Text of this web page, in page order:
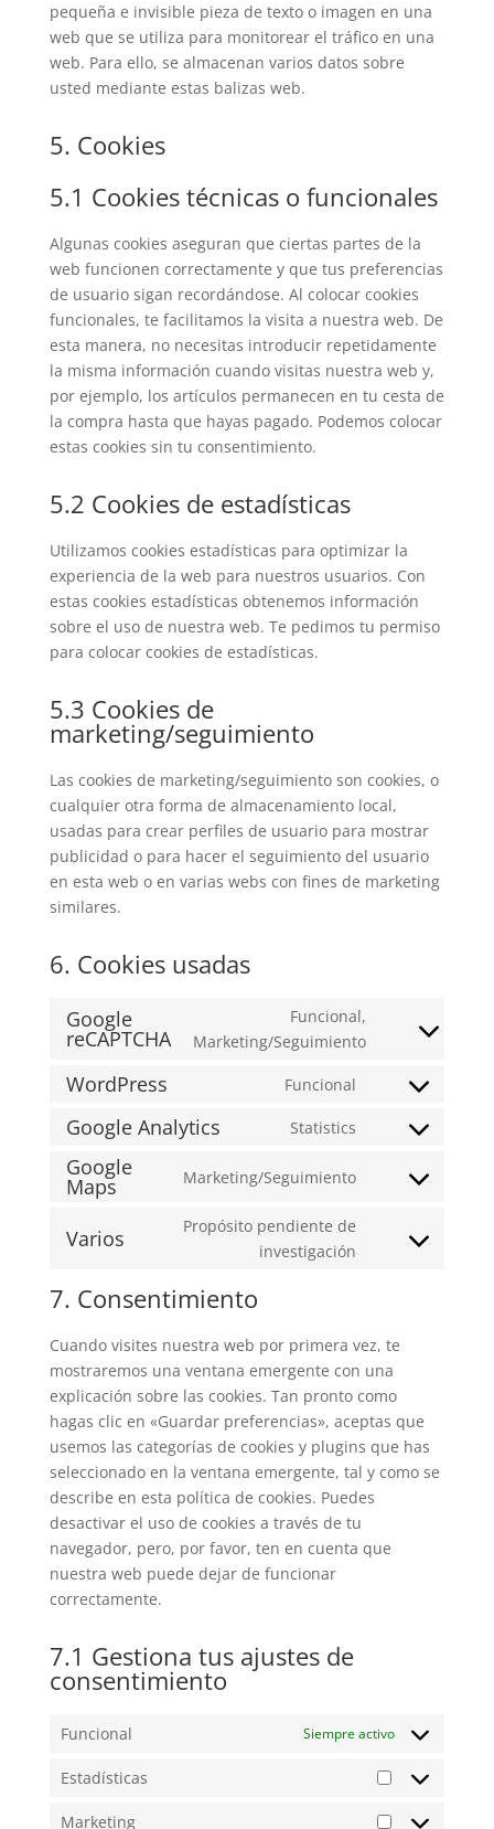
pequeña e invisible pieza de texto o imagen en una
web que se utiliza para monitorear el tráfico en una
web. Para ello, se almacenan varios datos sobre
usted mediante estas balizas web.
5. Cookies
5.1 Cookies técnicas o funcionales
Algunas cookies aseguran que ciertas partes de la
web funcionen correctamente y que tus preferencias
de usuario sigan recordándose. Al colocar cookies
funcionales, te facilitamos la visita a nuestra web. De
esta manera, no necesitas introducir repetidamente
la misma información cuando visitas nuestra web y,
por ejemplo, los artículos permanecen en tu cesta de
la compra hasta que hayas pagado. Podemos colocar
estas cookies sin tu consentimiento.
5.2 Cookies de estadísticas
Utilizamos cookies estadísticas para optimizar la
experiencia de la web para nuestros usuarios. Con
estas cookies estadísticas obtenemos información
sobre el uso de nuestra web. Te pedimos tu permiso
para colocar cookies de estadísticas.
5.3 Cookies de
marketing/seguimiento
Las cookies de marketing/seguimiento son cookies, o
cualquier otra forma de almacenamiento local,
usadas para crear perfiles de usuario para mostrar
publicidad o para hacer el seguimiento del usuario
en esta web o en varias webs con fines de marketing
similares.
6. Cookies usadas
Google
reCAPTCHA
Funcional,
Marketing/Seguimiento
Consent
service
recaptcha
WordPress Funcional
Consent
wordpress
Google Analytics Statistics
Consent
service
analytics
Google
Maps Marketing/Seguimiento
Consent
service
Varios
Propósito pendiente de
investigación
Consent
7. Consentimiento
Cuando visites nuestra web por primera vez, te
mostraremos una ventana emergente con una
explicación sobre las cookies. Tan pronto como
hagas clic en «Guardar preferencias», aceptas que
usemos las categorías de cookies y plugins que has
seleccionado en la ventana emergente, tal y como se
describe en esta política de cookies. Puedes
desactivar el uso de cookies a través de tu
navegador, pero, por favor, ten en cuenta que
nuestra web puede dejar de funcionar
correctamente.
7.1 Gestiona tus ajustes de
consentimiento
Funcional Siempre activo
Estadísticas
Estadísticas
Marketing